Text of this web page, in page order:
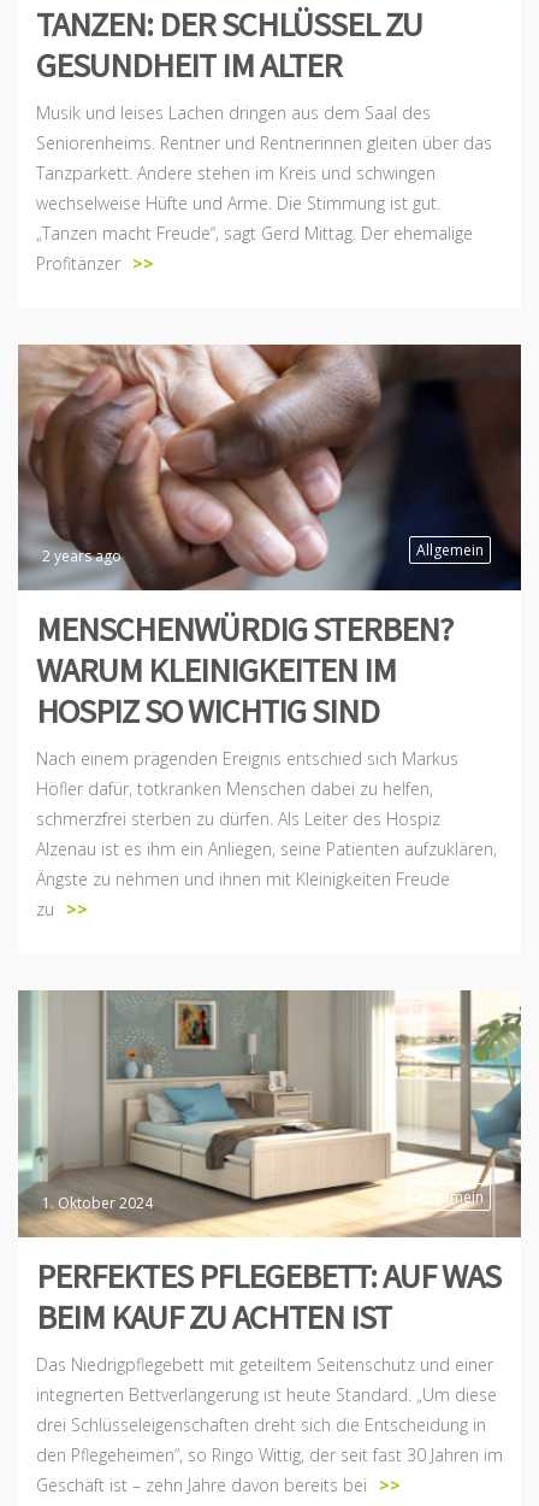
TANZEN: DER SCHLÜSSEL ZU
GESUNDHEIT IM ALTER
Musik und leises Lachen dringen aus dem Saal des
Seniorenheims. Rentner und Rentnerinnen gleiten über das
Tanzparkett. Andere stehen im Kreis und schwingen
wechselweise Hüfte und Arme. Die Stimmung ist gut.
„Tanzen macht Freude“, sagt Gerd Mittag. Der ehemalige
Profitänzer >>
Allgemein
2 years ago
MENSCHENWÜRDIG STERBEN?
WARUM KLEINIGKEITEN IM
HOSPIZ SO WICHTIG SIND
Nach einem prägenden Ereignis entschied sich Markus
Höfler dafür, totkranken Menschen dabei zu helfen,
schmerzfrei sterben zu dürfen. Als Leiter des Hospiz
Alzenau ist es ihm ein Anliegen, seine Patienten aufzuklären,
Ängste zu nehmen und ihnen mit Kleinigkeiten Freude
zu
>>
Allgemein
1. Oktober 2024
PERFEKTES PFLEGEBETT: AUF WAS
BEIM KAUF ZU ACHTEN IST
Das Niedrigpflegebett mit geteiltem Seitenschutz und einer
integrierten Bettverlängerung ist heute Standard. „Um diese
drei Schlüsseleigenschaften dreht sich die Entscheidung in
den Pflegeheimen“, so Ringo Wittig, der seit fast 30 Jahren im
Geschäft ist – zehn Jahre davon bereits bei
>>